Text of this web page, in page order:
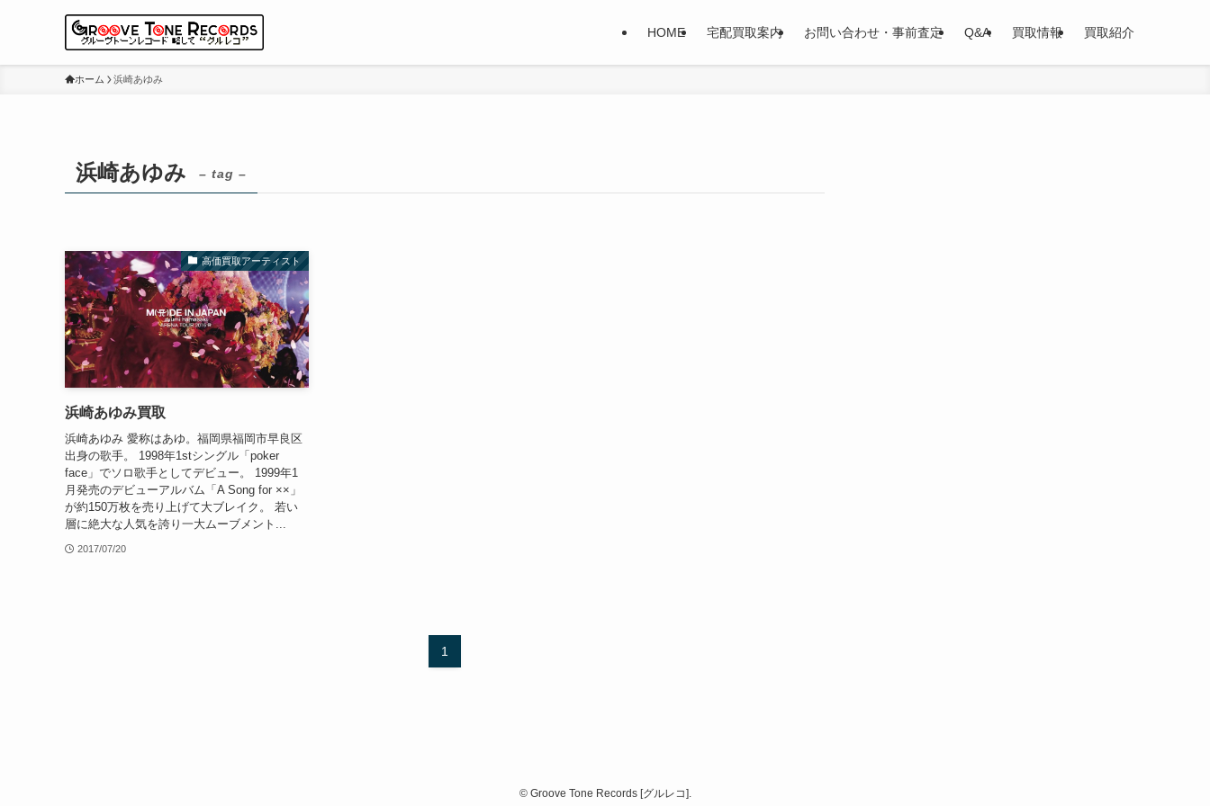
HOME 宅配買取案内 お問い合わせ・事前査定 Q&A 買取情報 買取紹介
ホーム 浜崎あゆみ
浜崎あゆみ – tag –
高価買取アーティスト
浜崎あゆみ買取
浜崎あゆみ 愛称はあゆ。福岡県福岡市早良区
出身の歌手。 1998年1stシングル「poker
face」でソロ歌手としてデビュー。 1999年1
月発売のデビューアルバム「A Song for ××」
が約150万枚を売り上げて大ブレイク。 若い
層に絶大な人気を誇り一大ムーブメント...
2017/07/20
1
©Groove Tone Records [グルレコ].